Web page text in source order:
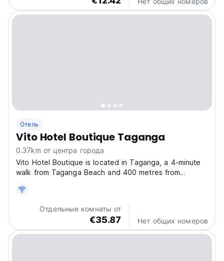
Отель
Vito Hotel Boutique Taganga
0.37km от центра города
Vito Hotel Boutique is located in Taganga, a 4-minute
walk from Taganga Beach and 400 metres from
and free Wi-Fi throughout the property, as well as free
private parking. The accommodation is a 16-minute...
Отдельные комнаты от
€35.87 Нет общих номеров